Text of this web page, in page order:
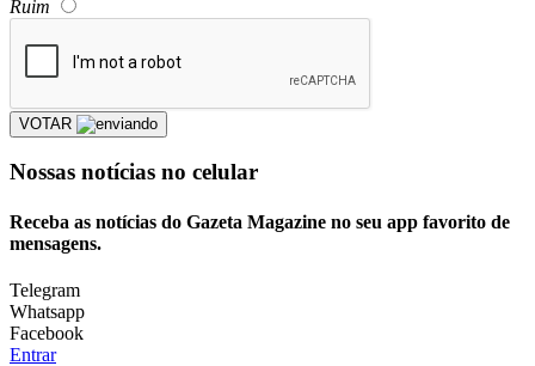
Ruim
VOTAR
Nossas notícias no celular
Receba as notícias do Gazeta Magazine no seu app favorito de
mensagens.
Telegram
Whatsapp
Facebook
Entrar